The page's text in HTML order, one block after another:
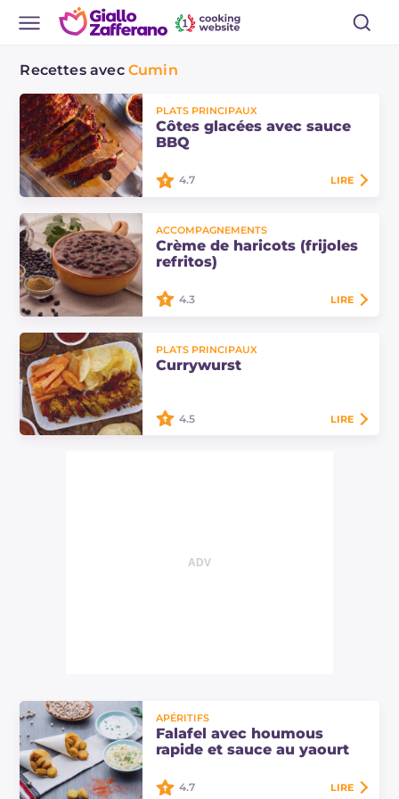
Recettes avec Cumin
PLATS PRINCIPAUX
Côtes glacées avec sauce
BBQ
sauce BBQ est parfaite pour ceux
qui aiment les plats principaux
nécessitant une longue attente et
4.7 LIRE
ACCOMPAGNEMENTS
Crème de haricots (frijoles
refritos)
refritos) est un plat très utilisé au
Mexique pour accompagner des
4.3 LIRE
PLATS PRINCIPAUX
Currywurst
4.5 LIRE
APÉRITIFS
Falafel avec houmous
rapide et sauce au yaourt
4.7 LIRE